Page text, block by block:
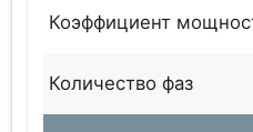
Коэффициент
Количество фаз